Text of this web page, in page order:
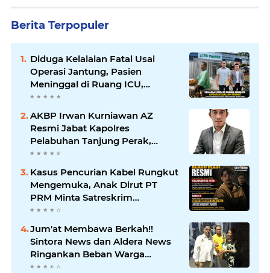
Berita Terpopuler
Diduga Kelalaian Fatal Usai
Operasi Jantung, Pasien
Meninggal di Ruang ICU,
Keluarga Tuntut RSUD dr.
Soewandhie Bertanggung
Jawab
AKBP Irwan Kurniawan AZ
Resmi Jabat Kapolres
Pelabuhan Tanjung Perak,
Pimpinan Redaksi
HarianMataBerita.com
Sampaikan Ucapan Selamat
Kasus Pencurian Kabel Rungkut
Mengemuka, Anak Dirut PT
PRM Minta Satreskrim
Polrestabes Surabaya Usut
Hingga Tuntas
Jum'at Membawa Berkah!!
Sintora News dan Aldera News
Ringankan Beban Warga
Bangkitkan Pelaku UMKM